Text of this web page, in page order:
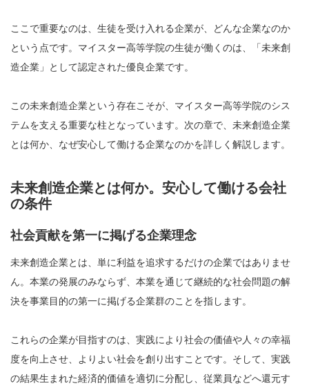
ここで重要なのは、生徒を受け入れる企業が、どんな企業なのか
という点です。マイスター高等学院の生徒が働くのは、「未来創
造企業」として認定された優良企業です。
この未来創造企業という存在こそが、マイスター高等学院のシス
テムを支える重要な柱となっています。次の章で、未来創造企業
とは何か、なぜ安心して働ける企業なのかを詳しく解説します。
未来創造企業とは何か。安心して働ける会社
の条件
社会貢献を第一に掲げる企業理念
未来創造企業とは、単に利益を追求するだけの企業ではありませ
ん。本業の発展のみならず、本業を通じて継続的な社会問題の解
決を事業目的の第一に掲げる企業群のことを指します。
これらの企業が目指すのは、実践により社会の価値や人々の幸福
度を向上させ、よりよい社会を創り出すことです。そして、実践
の結果生まれた経済的価値を適切に分配し、従業員などへ還元す